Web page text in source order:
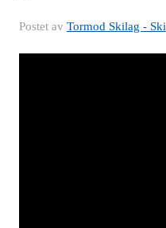
Postet av Tormod Skilag - Ski